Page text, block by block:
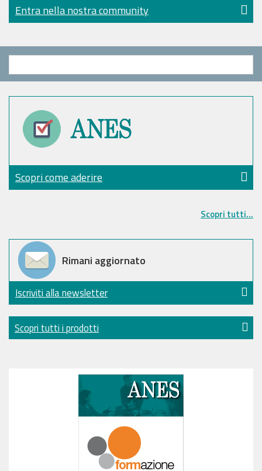
Entra nella nostra community
Scopri come aderire
Scopri tutti...
Rimani aggiornato
Iscriviti alla newsletter
Scopri tutti i prodotti